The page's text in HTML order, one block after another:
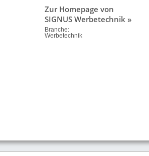
Zur Homepage von
SIGNUS Werbetechnik »
Branche:
Werbetechnik